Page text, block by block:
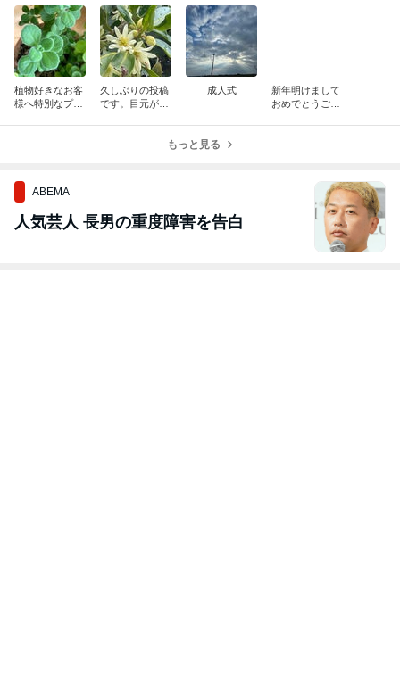
植物好きなお客
様へ特別なプレ
久しぶりの投稿
です。目元が重
成人式
新年明けまして
おめでとうござ
もっと見る
ABEMA
人気芸人 長男の重度障害を告白